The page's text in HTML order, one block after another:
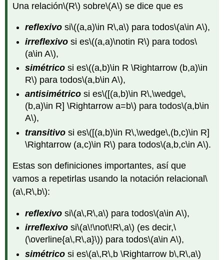
Una relación\(R\) sobre\(A\) se dice que es
reflexivo si\((a,a)\in R\,a\) para todos\(a\in A\),
irreflexivo si es\((a,a)\notin R\) para todos\
(a\in A\),
simétrico si es\((a,b)\in R \Rightarrow (b,a)\in
R\) para todos\(a,b\in A\),
antisimétrico si es\([(a,b)\in R\,\wedge\,
(b,a)\in R] \Rightarrow a=b\) para todos\(a,b\in
A\),
transitivo si es\([(a,b)\in R\,\wedge\,(b,c)\in R]
\Rightarrow (a,c)\in R\) para todos\(a,b,c\in A\).
Estas son definiciones importantes, así que
vamos a repetirlas usando la notación relacional\
(a\,R\,b\):
reflexivo si\(a\,R\,a\) para todos\(a\in A\),
irreflexivo si\(a\!\not\!R\,a\) (es decir,\
(\overline{a\,R\,a}\)) para todos\(a\in A\),
simétrico si es\(a\,R\,b \Rightarrow b\,R\,a\)